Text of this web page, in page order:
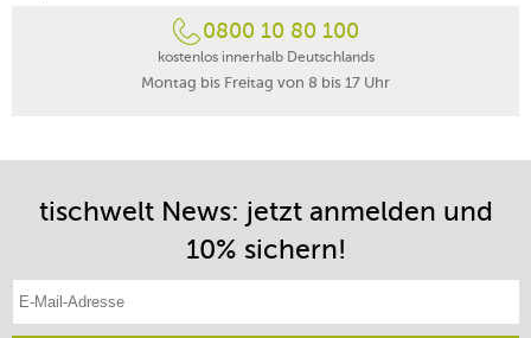
die Boost-Funktion von Induktionsherden zum Schutz
der Beschichtung nicht verwenden
zum Schonen des Materials reichen 2/3 der maximalen
spülmaschinengeeignet
0800 10 80 100
kostenlos innerhalb Deutschlands
Montag bis Freitag von 8 bis 17 Uhr
tischwelt News: jetzt anmelden und
10% sichern!